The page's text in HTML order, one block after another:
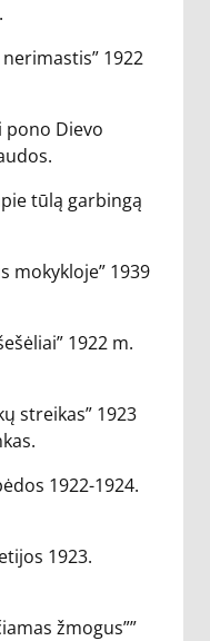
1922
pono Dievo
tūlą garbingą
mokykloje” 1939
1922 m.
streikas” 1923
1922-1924.
1923.
žmogus””